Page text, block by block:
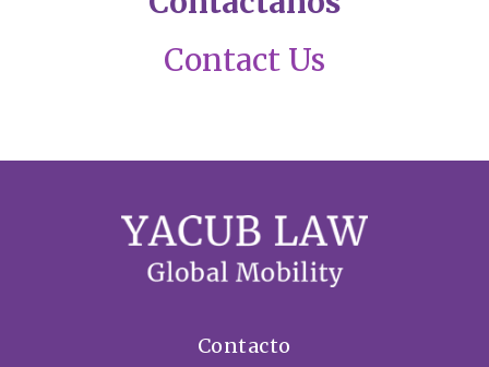
Contact Us
Contacto